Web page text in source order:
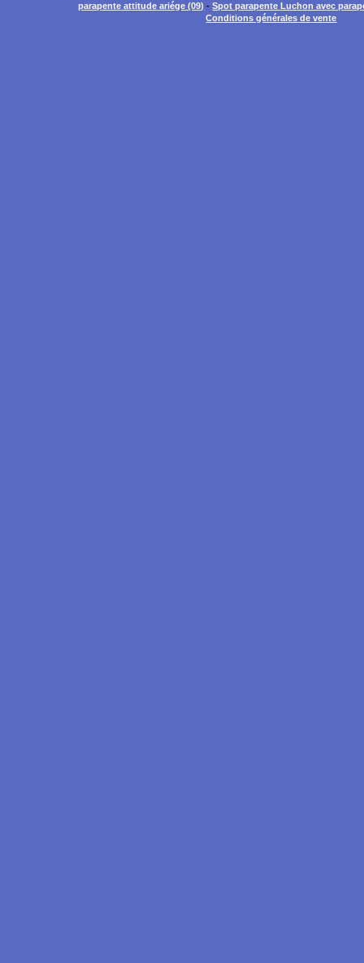
parapente attitude ariége (09) -Spot parapente Luchon avec
Conditions générales de vente